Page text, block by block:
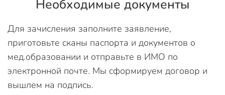
Необходимые документы
Для зачисления заполните заявление,
приготовьте сканы паспорта и документов о
мед.образовании и отправьте в ИМО по
электронной почте. Мы сформируем договор и
вышлем на подпись.